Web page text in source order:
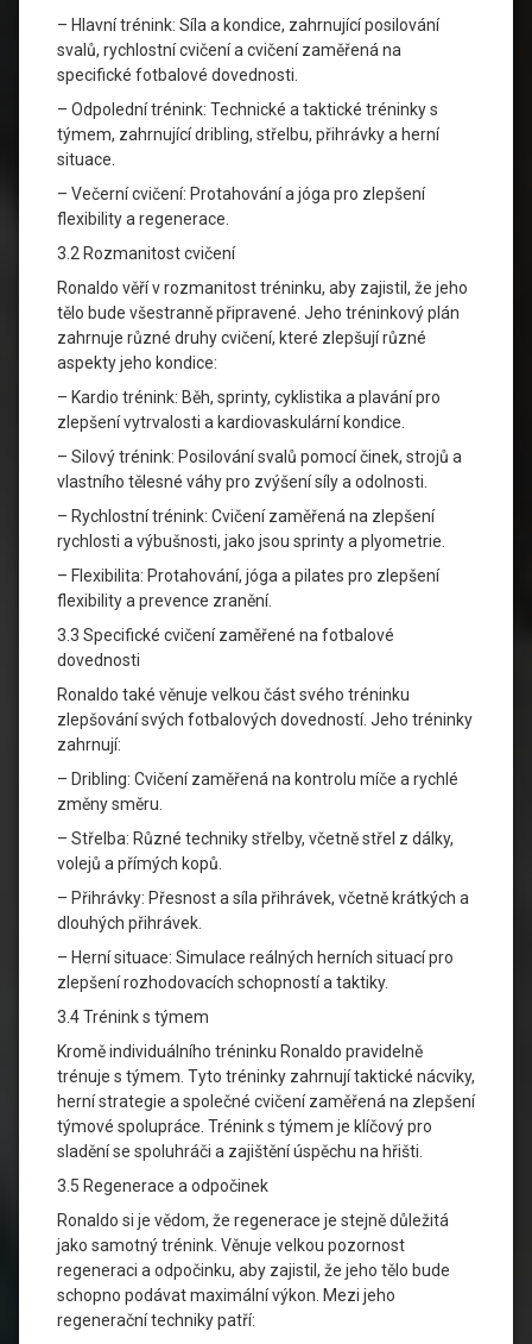
– Hlavní trénink: Síla a kondice, zahrnující posilování
svalů, rychlostní cvičení a cvičení zaměřená na
specifické fotbalové dovednosti.
– Odpolední trénink: Technické a taktické tréninky s
týmem, zahrnující dribling, střelbu, přihrávky a herní
situace.
– Večerní cvičení: Protahování a jóga pro zlepšení
flexibility a regenerace.
3.2 Rozmanitost cvičení
Ronaldo věří v rozmanitost tréninku, aby zajistil, že jeho
tělo bude všestranně připravené. Jeho tréninkový plán
zahrnuje různé druhy cvičení, které zlepšují různé
aspekty jeho kondice:
– Kardio trénink: Běh, sprinty, cyklistika a plavání pro
zlepšení vytrvalosti a kardiovaskulární kondice.
– Silový trénink: Posilování svalů pomocí činek, strojů a
vlastního tělesné váhy pro zvýšení síly a odolnosti.
– Rychlostní trénink: Cvičení zaměřená na zlepšení
rychlosti a výbušnosti, jako jsou sprinty a plyometrie.
– Flexibilita: Protahování, jóga a pilates pro zlepšení
flexibility a prevence zranění.
3.3 Specifické cvičení zaměřené na fotbalové
dovednosti
Ronaldo také věnuje velkou část svého tréninku
zlepšování svých fotbalových dovedností. Jeho tréninky
zahrnují:
– Dribling: Cvičení zaměřená na kontrolu míče a rychlé
změny směru.
– Střelba: Různé techniky střelby, včetně střel z dálky,
volejů a přímých kopů.
– Přihrávky: Přesnost a síla přihrávek, včetně krátkých a
dlouhých přihrávek.
– Herní situace: Simulace reálných herních situací pro
zlepšení rozhodovacích schopností a taktiky.
3.4 Trénink s týmem
Kromě individuálního tréninku Ronaldo pravidelně
trénuje s týmem. Tyto tréninky zahrnují taktické nácviky,
herní strategie a společné cvičení zaměřená na zlepšení
týmové spolupráce. Trénink s týmem je klíčový pro
sladění se spoluhráči a zajištění úspěchu na hřišti.
3.5 Regenerace a odpočinek
Ronaldo si je vědom, že regenerace je stejně důležitá
jako samotný trénink. Věnuje velkou pozornost
regeneraci a odpočinku, aby zajistil, že jeho tělo bude
schopno podávat maximální výkon. Mezi jeho
regenerační techniky patří: